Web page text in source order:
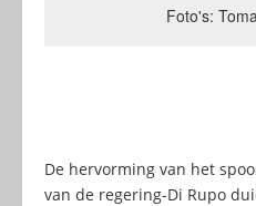
Foto's:
De hervorming van het
van de regering-Di Rupo